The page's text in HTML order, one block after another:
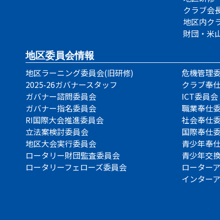
クラブ会
地区内ク
財団・米
地区委員会情報
地区ラーニング委員会(旧研修)
2025-26ガバナースタッフ
ガバナー諮問委員会
ガバナー指名委員会
RI国際大会推進委員会
立法案検討委員会
地区大会実行委員会
ロータリー財団監査委員会
ロータリーフェローズ委員会
危機管理
クラブ奉
ICT委員会
職業奉仕
社会奉仕
国際奉仕
青少年奉
青少年交
ローター
インター